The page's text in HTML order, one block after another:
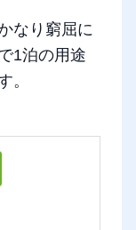
なり窮屈に
1泊の用途
。